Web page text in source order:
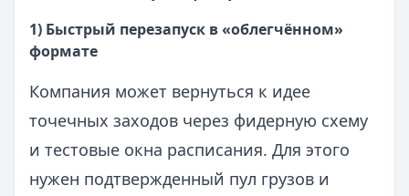
1) Быстрый перезапуск в «облегчённом»
формате
Компания может вернуться к идее
точечных заходов через фидерную схему
и тестовые окна расписания. Для этого
нужен подтвержденный пул грузов и